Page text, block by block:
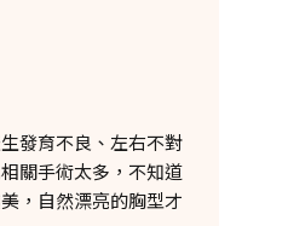
發育不良、左右不對
關手術太多，不知道
，自然漂亮的胸型才